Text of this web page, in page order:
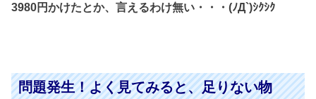
3980円かけたとか、言えるわけ無い・・・(ﾉД`)ｼｸｼｸ
問題発生！よく見てみると、足りない物